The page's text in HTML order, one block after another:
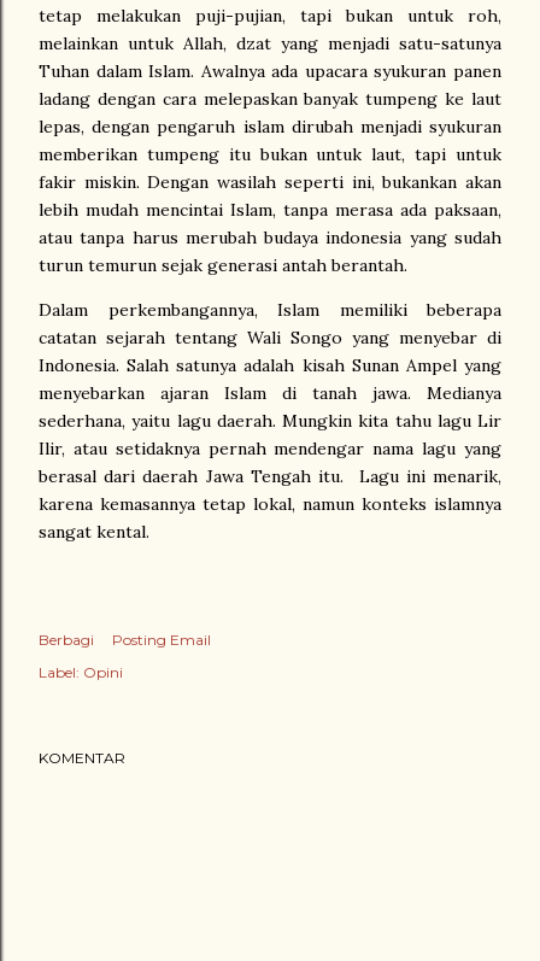
tetap melakukan puji-pujian, tapi bukan untuk roh,
melainkan untuk Allah, dzat yang menjadi satu-satunya
Tuhan dalam Islam. Awalnya ada upacara syukuran panen
ladang dengan cara melepaskan banyak tumpeng ke laut
lepas, dengan pengaruh islam dirubah menjadi syukuran
memberikan tumpeng itu bukan untuk laut, tapi untuk
fakir miskin. Dengan wasilah seperti ini, bukankan akan
lebih mudah mencintai Islam, tanpa merasa ada paksaan,
atau tanpa harus merubah budaya indonesia yang sudah
turun temurun sejak generasi antah berantah.
Dalam perkembangannya, Islam memiliki beberapa
catatan sejarah tentang Wali Songo yang menyebar di
Indonesia. Salah satunya adalah kisah Sunan Ampel yang
menyebarkan ajaran Islam di tanah jawa. Medianya
sederhana, yaitu lagu daerah. Mungkin kita tahu lagu Lir
Ilir, atau setidaknya pernah mendengar nama lagu yang
berasal dari daerah Jawa Tengah itu. Lagu ini menarik,
karena kemasannya tetap lokal, namun konteks islamnya
sangat kental.
Berbagi
Posting Email
Label: Opini
KOMENTAR